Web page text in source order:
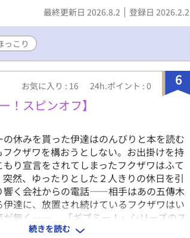
最終更新日 2026.8.2 登録日 2026.2.2
っこり
6
お気に入り : 16 24h.ポイント : 0
！スピンオフ】
休みを貰った伊達はのんびりと本を読む
クザワを構おうとしない。お出掛けを持
り宣言をされてしまったフクザワはふて
然、ゆったりとした２人きりの休日を引
響く会社からの電話――相手はあの五傳木
達に、放置され続けているフクザワはい
が無く―…。 「ギブミー！」シリーズのス
ワ×伊達の休日のお話。
続きを読む